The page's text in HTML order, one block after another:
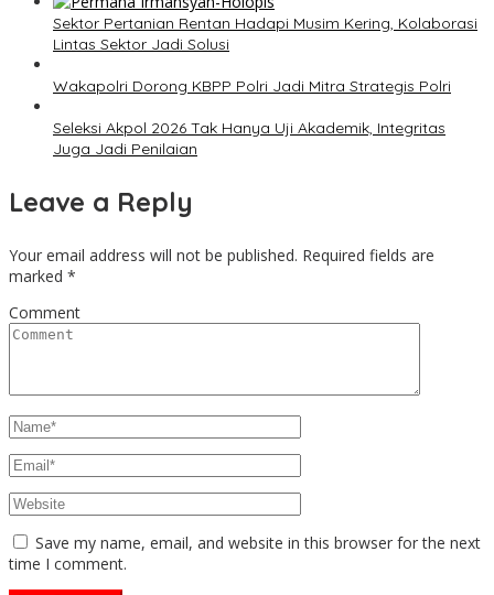
Sektor Pertanian Rentan Hadapi Musim Kering, Kolaborasi
Lintas Sektor Jadi Solusi
Wakapolri Dorong KBPP Polri Jadi Mitra Strategis Polri
Seleksi Akpol 2026 Tak Hanya Uji Akademik, Integritas
Juga Jadi Penilaian
Leave a Reply
Your email address will not be published. Required fields are
marked *
Comment
Save my name, email, and website in this browser for the next
time I comment.